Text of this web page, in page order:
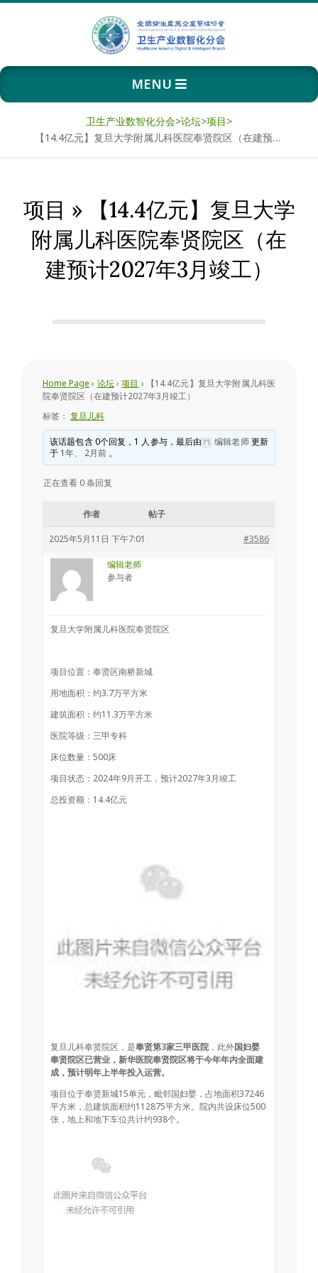
卫
生
产
数
智
化
Primary
Navigation
MENU
卫生产业数智化分会>论坛>项目>
【14.4亿元】复旦大学附属儿科医院奉贤院区（在建预计2027年3月竣工）
项目 »
【14.4亿元】复旦大学
附属儿科医院奉贤院区（在
建预计2027年3月竣工）
Home Page › 论坛› 项目 ›
【14.4亿元】复旦大学附属儿科医
院奉贤院区（在建预计2027年3月竣工）
标签： 复旦儿科
该话题包含 0个回复，1 人参与，最后由 编辑老师更新
于 1年、 2月前 。
正在查看 0 条回复
作者 帖子
2025年5月11日 下午7:01 #3586
编辑老师
参与者
复旦大学附属儿科医院奉贤院区
项目位置：奉贤区南桥新城
用地面积：约3.7万平方米
建筑面积：约11.3万平方米
医院等级：三甲专科
床位数量：500床
项目状态：2024年9月开工，预计2027年3月竣工
总投资额：14.4亿元
复旦儿科奉贤院区，是奉贤第3家三甲医院 ，此外国妇婴
奉贤院区已营业，新华医院奉贤院区将于今年年内全面建
成，预计明年上半年投入运营。
项目位于奉贤新城15单元，毗邻国妇婴，占地面积37246
平方米，总建筑面积约112875平方米。院内共设床位500
张，地上和地下车位共计约938个。